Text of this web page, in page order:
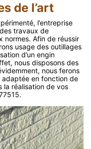
de l’art
l’entreprise
travaux de
normes. Afin de réussir
usage des outillages
d’un engin
nous disposons des
nous ferons
adaptée en fonction de
la réalisation de vos